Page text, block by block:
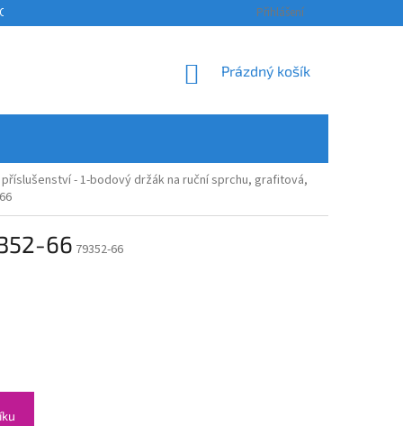
ÚDAJŮ ODSTOUPENÍ OD SMLOUVY A
Přihlášení
NÁKUPNÍ
Prázdný košík
příslušenství - 1-bodový držák na ruční sprchu, grafitová,
66 79352-66